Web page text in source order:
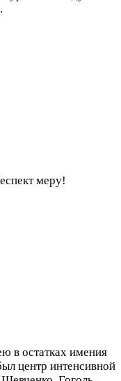
меру!
в остатках имения
центр интенсивной